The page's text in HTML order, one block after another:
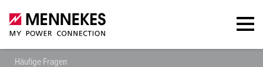
Häufige Fragen